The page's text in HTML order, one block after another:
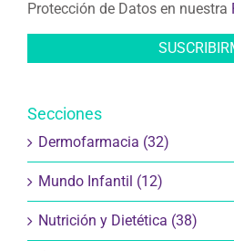
Dermofarmacia (32)
Mundo Infantil (12)
Nutrición y Dietética (38)
Óptica y Acústica (4)